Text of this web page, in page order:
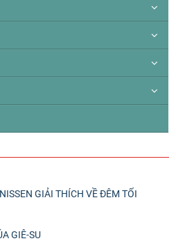
GIẢI THÍCH VỀ ĐÊM TỐI
GIÊ-SU